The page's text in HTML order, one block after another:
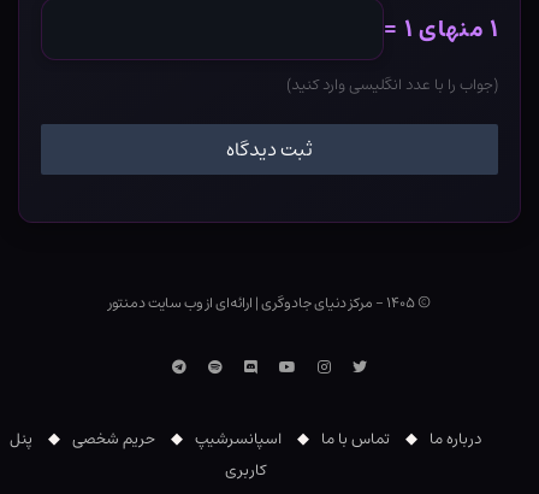
۱ منهای ۱ =
(جواب را با عدد انگلیسی وارد کنید)
© ۱۴۰۵ - مرکز دنیای جادوگری |ارائه‌ای از وب ‌سایت دمنتور
توییتراینستاگرام
یوتوبDiscordاسپاتیفایتلگرام
درباره ما تماس با ما اسپانسرشیپ حریم شخصی
پنل
کاربری